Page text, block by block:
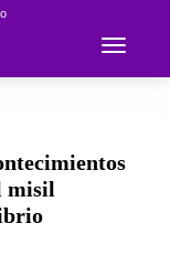
Toggle
misil